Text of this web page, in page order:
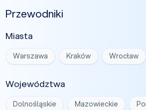
Przewodniki
Miasta
Warszawa Kraków Wrocław
Województwa
Dolnośląskie Mazowieckie